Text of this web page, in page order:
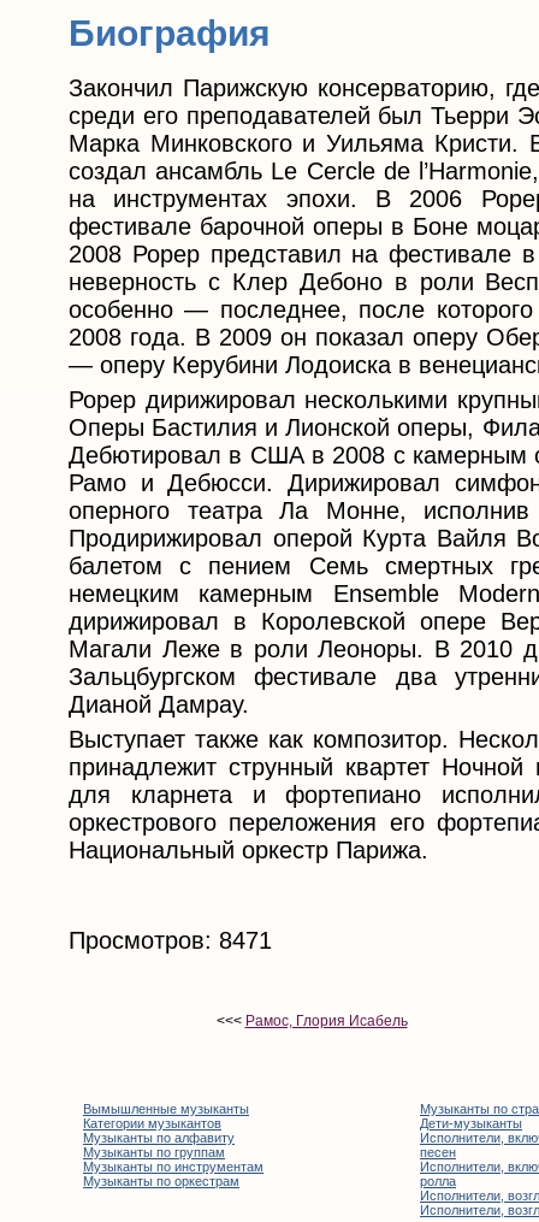
Биография
Закончил Парижскую консерваторию,
среди его преподавателей был
Марка Минковского и Уильяма
создал ансамбль Le Cercle de
на инструментах эпохи. В 2006
фестивале барочной оперы в Боне
2008 Рорер представил на фестивале
неверность с Клер Дебоно в роли
особенно — последнее, после
2008 года. В 2009 он показал оперу
— оперу Керубини Лодоиска в
Рорер дирижировал несколькими
Оперы Бастилия и Лионской оперы,
Дебютировал в США в 2008 с камерным
Рамо и Дебюсси. Дирижировал
оперного театра Ла Монне,
Продирижировал оперой Курта Вайля
балетом с пением Семь смертных
немецким камерным Ensemble
дирижировал в Королевской опере
Магали Леже в роли Леоноры. В 2010
Зальцбургском фестивале два
Дианой Дамрау.
Выступает также как композитор.
принадлежит струнный квартет
для кларнета и фортепиано
оркестрового переложения его
Национальный оркестр Парижа.
Просмотров: 8471
<<< Рамос, Глория Исабель
Вымышленные музыканты
Категории музыкантов
Музыканты по алфавиту
Музыканты по группам
Музыканты по инструментам
Музыканты по оркестрам
Музыканты по
Дети-музыканты
Исполнители,
песен
Исполнители,
ролла
Исполнители,
Исполнители,